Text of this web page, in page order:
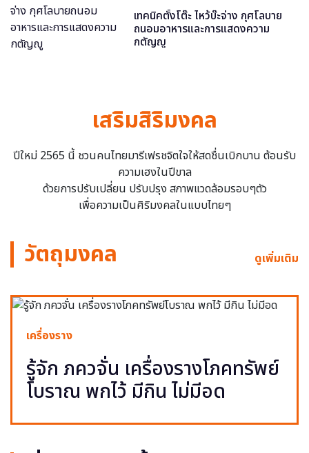
เทคนิคตั้งโต๊ะ ไหว้บ๊ะจ่าง กุศโลบาย
ถนอมอาหารและการแสดงความ
กตัญญู
เสริมสิริมงคล
ปีใหม่ 2565 นี้ ชวนคนไทยมารีเฟรชจิตใจให้สดชื่นเบิกบาน ต้อนรับ
ความเฮงในปีขาล
ด้วยการปรับเปลี่ยน ปรับปรุง สภาพแวดล้อมรอบๆตัว
เพื่อความเป็นศิริมงคลในแบบไทยๆ
วัตถุมงคล ดูเพิ่มเติม
เครื่องราง
รู้จัก ภควจั่น เครื่องรางโภคทรัพย์
โบราณ พกไว้ มีกิน ไม่มีอด